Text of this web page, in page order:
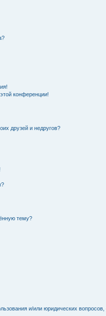
конференции!
друзей и недругов?
тему?
и/или юридических вопросов,